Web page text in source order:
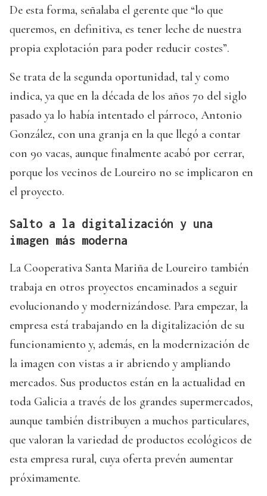
De esta forma, señalaba el gerente que “lo que
queremos, en definitiva, es tener leche de nuestra
propia explotación para poder reducir costes”.
Se trata de la segunda oportunidad, tal y como
indica, ya que en la década de los años 70 del siglo
pasado ya lo había intentado el párroco, Antonio
González, con una granja en la que llegó a contar
con 90 vacas, aunque finalmente acabó por cerrar,
porque los vecinos de Loureiro no se implicaron en
el proyecto.
Salto a la digitalización y una
imagen más moderna
La Cooperativa Santa Mariña de Loureiro también
trabaja en otros proyectos encaminados a seguir
evolucionando y modernizándose. Para empezar, la
empresa está trabajando en la digitalización de su
funcionamiento y, además, en la modernización de
la imagen con vistas a ir abriendo y ampliando
mercados. Sus productos están en la actualidad en
toda Galicia a través de los grandes supermercados,
aunque también distribuyen a muchos particulares,
que valoran la variedad de productos ecológicos de
esta empresa rural, cuya oferta prevén aumentar
próximamente.